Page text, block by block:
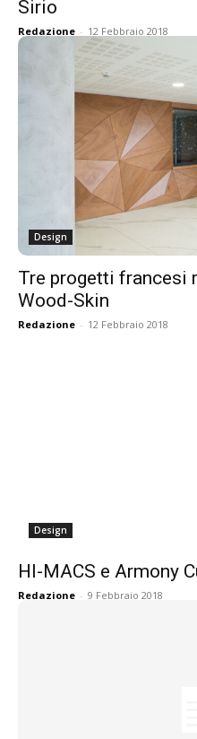
Sirio
Redazione - 12 Febbraio 2018
Design
Tre progetti francesi
Wood-Skin
Redazione - 12 Febbraio 2018
Design
HI-MACS e Armony
Redazione - 9 Febbraio 2018